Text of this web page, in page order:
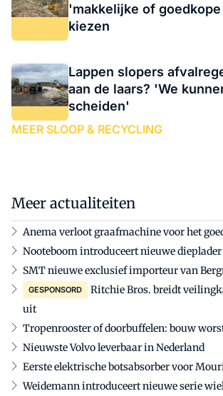
'makkelijke of
kiezen
Lappen slopers
aan de laars? 'We kunnen niet alles
scheiden'
MEER SLOOP & RECYCLING
Meer actualiteiten
Anema verloot graafmachine voor het
Nooteboom introduceert nieuwe dieplader
SMT nieuwe exclusief importeur van
GESPONSORD
Ritchie Bros. breidt
uit
Tropenrooster of doorbuffelen: bouw
Nieuwste Volvo leverbaar in Nederland
Eerste elektrische botsabsorber voor
Weidemann introduceert nieuwe serie